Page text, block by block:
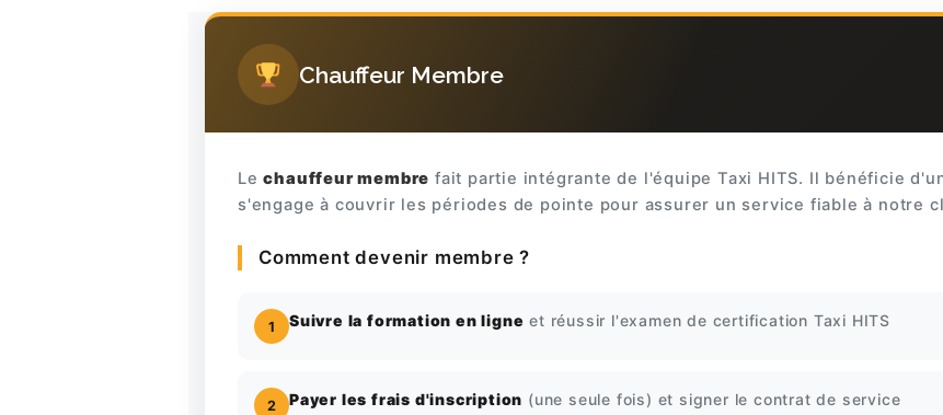
Chauffeur Membre
Lechauffeur membre fait partie intégrante de l'équipe Taxi HITS. Il bénéficie
s'engage à couvrir les périodes de pointe pour assurer un service fiable à notre
Comment devenir membre ?
1 Suivre la formation en ligne et réussir l'examen de certification Taxi HITS
2 Payer les frais d'inscription (une seule fois) et signer le contrat de service